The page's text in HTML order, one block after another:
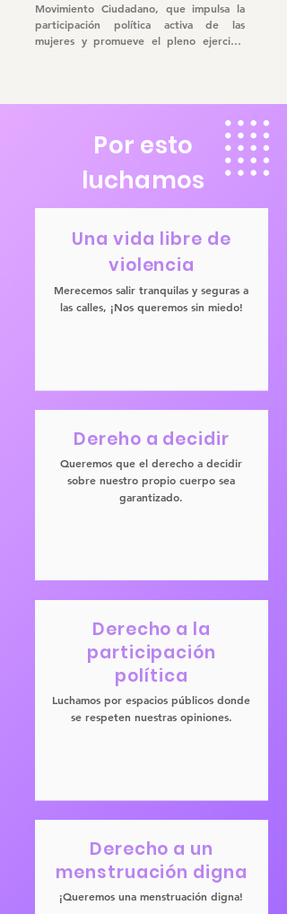
Movimiento Ciudadano, que impulsa la
participación política activa de las
mujeres y promueve el pleno ejercicio
se discuten los planes, programas y
proyectos que específicamente se
apliquen en beneficio de nosotras.
Por esto
luchamos
Una vida libre de
violencia
Merecemos salir tranquilas y seguras a
las calles, ¡Nos queremos sin miedo!
Dereho a decidir
Queremos que el derecho a decidir
sobre nuestro propio cuerpo sea
garantizado.
Derecho a la
participación
política
Luchamos por espacios públicos donde
se respeten nuestras opiniones.
Derecho a un
menstruación digna
¡Queremos una menstruación digna!